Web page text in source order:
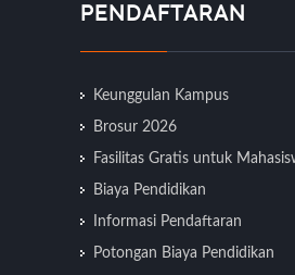
PENDAFTARAN
Keunggulan Kampus
Brosur 2026
Fasilitas Gratis untuk
Biaya Pendidikan
Informasi Pendaftaran
Potongan Biaya Pendidikan